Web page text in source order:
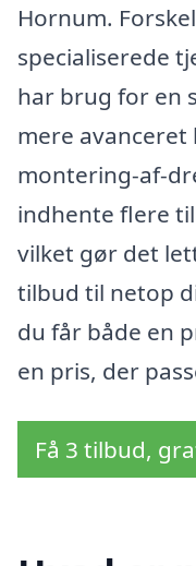
Hornum.
specialiserede
har brug for en
mere avanceret
montering-af-
indhente flere
vilket gør det
tilbud til netop
du får både en
en pris, der
Få 3 tilbud,